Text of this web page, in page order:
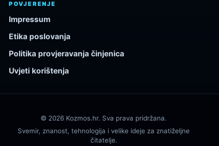
POVJERENJE
Impressum
Etika poslovanja
Politika provjeravanja činjenica
Uvjeti korištenja
© 2026 Kozmos.hr. Sva prava pridržana.
Svemir, znanost, tehnologija i velike ideje za znatiželjne
čitatelje.